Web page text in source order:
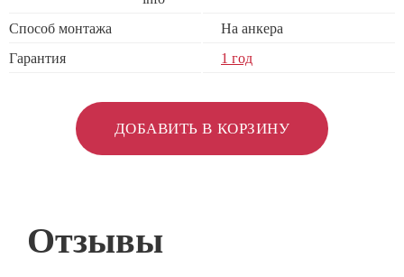
Способ монтажа
На анкера
Гарантия
1 год
ДОБАВИТЬ В КОРЗИНУ
Отзывы